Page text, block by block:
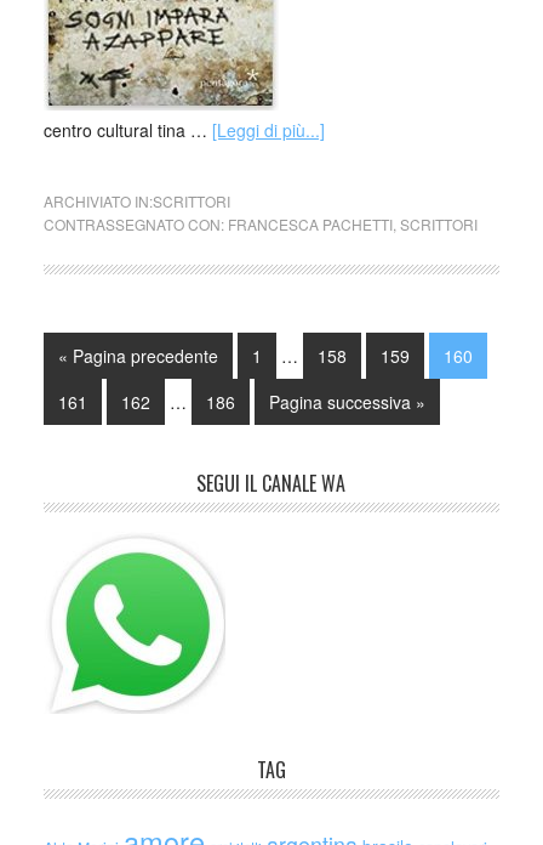
centro cultural tina … [Leggi di più...]
ARCHIVIATO IN:SCRITTORI
CONTRASSEGNATO CON: FRANCESCA PACHETTI, SCRITTORI
« Pagina precedente 1 … 158 159
160
161
162 … 186 Pagina successiva »
SEGUI IL CANALE WA
TAG